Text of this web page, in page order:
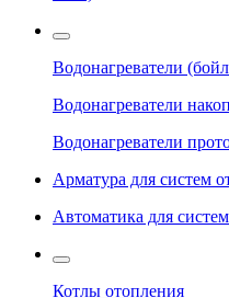
Водонагреватели
Водонагреватели
Водонагреватели
Арматура для систем
Автоматика для
Котлы отопления